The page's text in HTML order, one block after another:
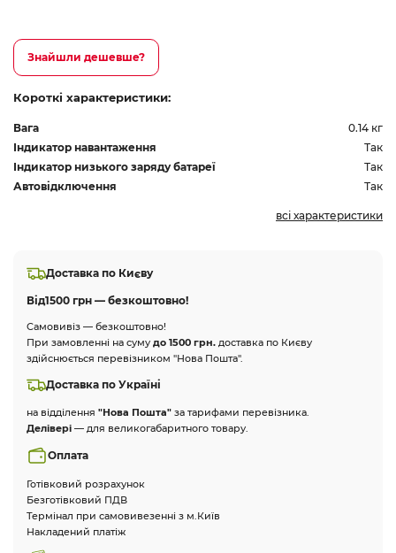
Знайшли дешевше?
Короткі характеристики:
Вага
0.14 кг
Індикатор навантаження
Так
Індикатор низького заряду батареї
Так
Автовідключення
Так
всі характеристики
Доставка по Києву
Від1500 грн — безкоштовно!
Самовивіз — безкоштовно!
При замовленні на суму до 1500 грн. доставка по Києву
здійснюється перевізником "Нова Пошта".
Доставка по Україні
на відділення "Нова Пошта" за тарифами перевізника.
Делівері — для великогабаритного товару.
Оплата
Готівковий розрахунок
Безготівковий ПДВ
Термінал при самовивезенні з м.Київ
Накладений платіж